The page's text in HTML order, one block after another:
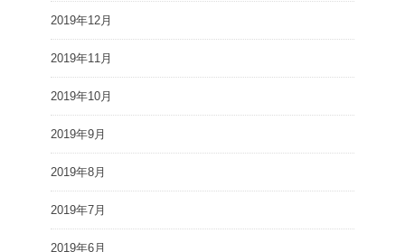
2019年12月
2019年11月
2019年10月
2019年9月
2019年8月
2019年7月
2019年6月